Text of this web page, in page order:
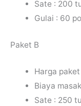
Sate : 200
Gulai : 60
Paket B
Harga
Biaya
Sate : 250